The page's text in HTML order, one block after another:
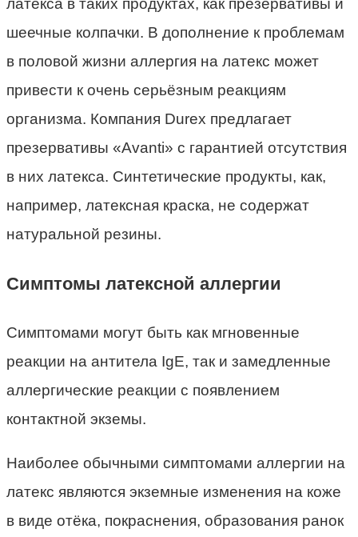
латекса в таких продуктах, как презервативы и
шеечные колпачки. В дополнение к проблемам
в половой жизни аллергия на латекс может
привести к очень серьёзным реакциям
организма. Компания Durex предлагает
презервативы «Avanti» с гарантией отсутствия
в них латекса. Синтетические продукты, как,
например, латексная краска, не содержат
натуральной резины.
Симптомы латексной аллергии
Симптомами могут быть как мгновенные
реакции на антитела IgE, так и замедленные
аллергические реакции с появлением
контактной экземы.
Наиболее обычными симптомами аллергии на
латекс являются экземные изменения на коже
в виде отёка, покраснения, образования ранок